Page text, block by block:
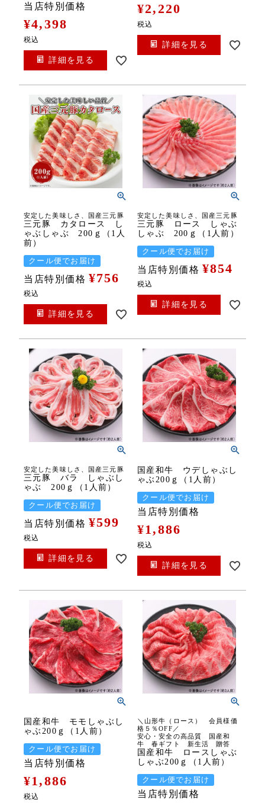
当店特別価格
¥4,398
税込
詳細を見る
¥2,220
税込
詳細を見る
安定した美味しさ、国産三元豚
三元豚 カタロース し
ゃぶしゃぶ 200ｇ（1人
前）
クール便でお届け
当店特別価格 ¥756
税込
詳細を見る
安定した美味しさ、国産三元豚
三元豚 ロース しゃぶ
しゃぶ 200ｇ（1人前）
クール便でお届け
当店特別価格 ¥854
税込
詳細を見る
安定した美味しさ、国産三元豚
三元豚 バラ しゃぶし
ゃぶ 200ｇ（1人前）
クール便でお届け
当店特別価格 ¥599
税込
詳細を見る
国産和牛 ウデしゃぶし
ゃぶ200ｇ（1人前）
クール便でお届け
当店特別価格
¥1,886
税込
詳細を見る
国産和牛 モモしゃぶし
ゃぶ200ｇ（1人前）
クール便でお届け
当店特別価格
¥1,886
税込
＼山形牛（ロース） 会員様価
格５％OFF／
安心・安全の高品質 国産和
牛 春ギフト 新生活 贈答
国産和牛 ロースしゃぶ
しゃぶ200ｇ（1人前）
クール便でお届け
当店特別価格